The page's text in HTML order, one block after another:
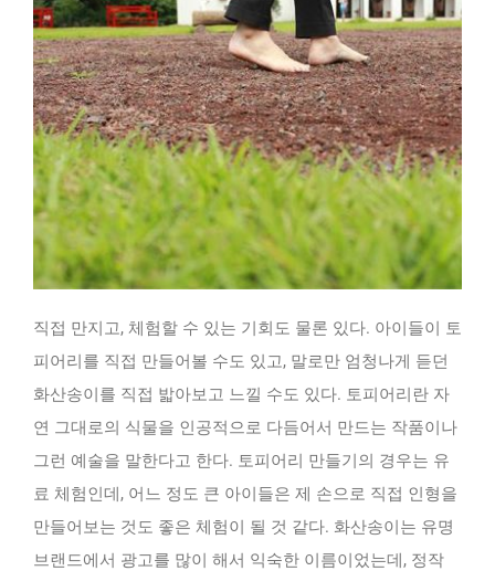
직접 만지고, 체험할 수 있는 기회도 물론 있다. 아이들이 토
피어리를 직접 만들어볼 수도 있고, 말로만 엄청나게 듣던
화산송이를 직접 밟아보고 느낄 수도 있다. 토피어리란 자
연 그대로의 식물을 인공적으로 다듬어서 만드는 작품이나
그런 예술을 말한다고 한다. 토피어리 만들기의 경우는 유
료 체험인데, 어느 정도 큰 아이들은 제 손으로 직접 인형을
만들어보는 것도 좋은 체험이 될 것 같다. 화산송이는 유명
브랜드에서 광고를 많이 해서 익숙한 이름이었는데, 정작